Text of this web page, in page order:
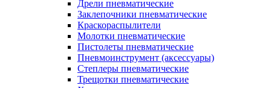
Дрели пневматические
Заклепочники пневматические
Краскораспылители
Молотки пневматические
Пистолеты пневматические
Пневмоинструмент (аксессуары)
Степлеры пневматические
Трещотки пневматические